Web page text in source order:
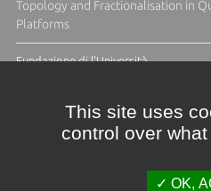
Topology and Fractionalisation in
Platforms
Fundazione di l'Università
This site uses
control over
OK,